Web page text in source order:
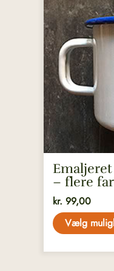
– flere
kr. 99,00
Vælg
vare
har
flere
varianter.
Mulighederne
kan
vælges
på
varesiden